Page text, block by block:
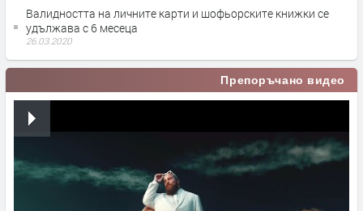
​Валидността на личните карти и шофьорските книжки се
удължава с 6 месеца
26.03.2020
Препоръчано видео